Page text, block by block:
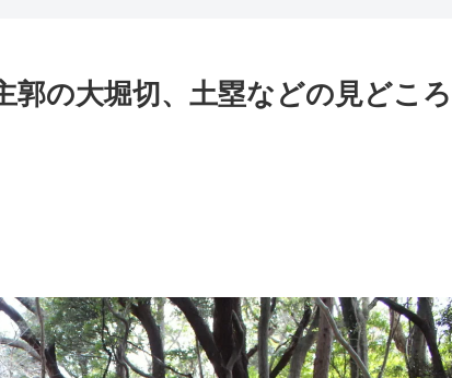
郭の大堀切、土塁などの見どころ